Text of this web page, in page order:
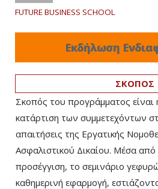
FUTURE BUSINESS SCHOOL
Εκδήλωση
ΣΚΟΠΟΣ
Σκοπός του προγράμματος είναι
κατάρτιση των συμμετεχόντων
απαιτήσεις της Εργατικής
Ασφαλιστικού Δικαίου. Μέσα από
προσέγγιση, το σεμινάριο
καθημερινή εφαρμογή,